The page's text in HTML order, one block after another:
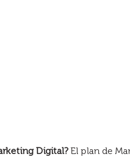
Digital?El plan de